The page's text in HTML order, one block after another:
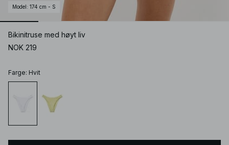
Model : 174 cm - S
Bikinitruse med høyt liv
NOK 219
Farge: Hvit